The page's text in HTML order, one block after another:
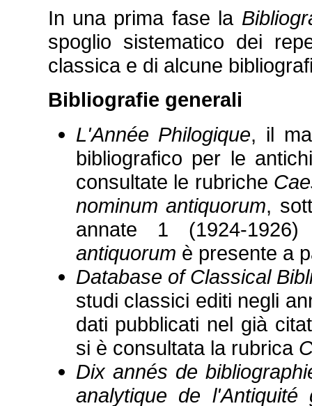
In una prima fase la
spoglio sistematico dei
classica e di alcune
Bibliografie generali
L'Année Philogique, il
bibliografico per le
consultate le rubriche
nominum antiquorum,
annate 1 (1924-
antiquorum è presente a
Database of Classical
studi classici editi negli
dati pubblicati nel già
si è consultata la rubrica
Dix annés de
analytique de